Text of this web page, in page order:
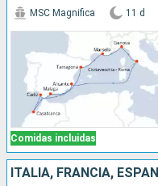
Comidas incluidas
MSC Magnifica 11 d
ITALIA, FRANCIA,